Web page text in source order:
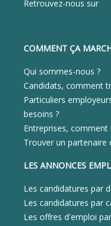
Retrouvez-nous sur
COMMENT ÇA
Qui sommes-nous ?
Candidats, comment
Particuliers
besoins ?
Entreprises, comment
Trouver un partenaire
LES ANNONCES
Les candidatures par
Les candidatures par
Les offres d'emploi